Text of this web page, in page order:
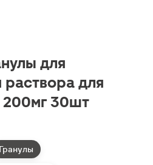
для
раствора для
200мг 30шт
Гранулы